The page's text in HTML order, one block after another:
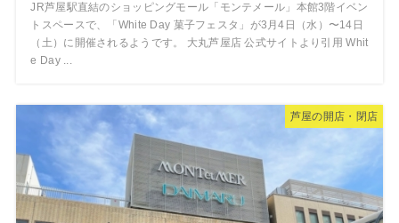
JR芦屋駅直結のショッピングモール「モンテメール」本館3階イベン
トスペースで、「White Day 菓子フェスタ」が3月4日（水）〜14日
（土）に開催されるようです。 大丸芦屋店 公式サイトより引用 Whit
e Day ...
芦屋の開店・閉店